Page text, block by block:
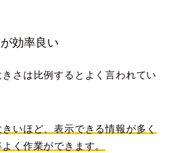
効率良い
さは比例するとよく言われてい
いほど、表示できる情報が多く
く作業ができます。